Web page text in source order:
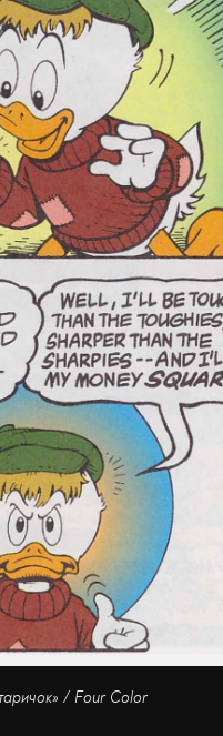
/ Four Color